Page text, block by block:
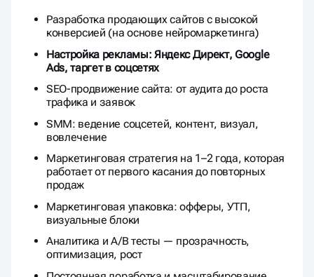
Разработка продающих сайтов с высокой
конверсией (на основе нейромаркетинга)
Настройка рекламы: Яндекс Директ, Google
Ads, таргет в соцсетях
SEO-продвижение сайта: от аудита до роста
трафика и заявок
SMM: ведение соцсетей, контент, визуал,
вовлечение
Маркетинговая стратегия на 1–2 года, которая
работает от первого касания до повторных
продаж
Маркетинговая упаковка: офферы, УТП,
визуальные блоки
Аналитика и A/B тесты — прозрачность,
оптимизация, рост